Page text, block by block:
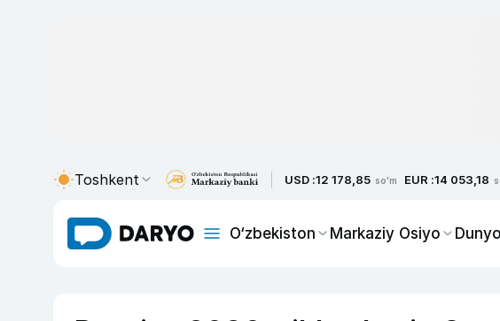
Toshkent USD :12 178,85 so'm EUR :14 053,18
O‘zbekiston Markaziy Osiyo Dunyo